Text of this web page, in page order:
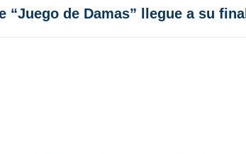
de Damas” llegue a su final